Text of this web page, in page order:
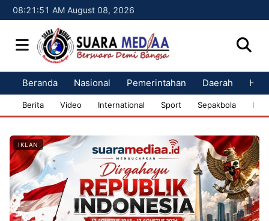
08:21:52 AM August 08, 2026
Beranda Nasional Pemerintahan Daerah
Berita Video International Sport Sepakbola
IKLAN